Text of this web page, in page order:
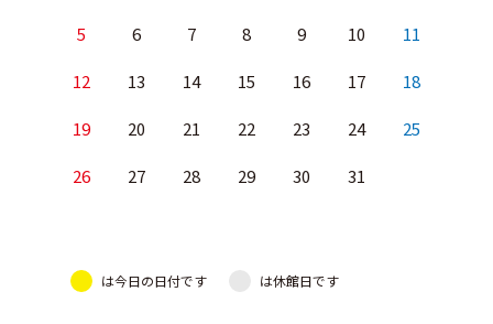
5 6 7 8 9 10 11
12 13 14 15 16 17 18
19 20 21 22 23 24 25
26 27 28 29 30 31
は今日の日付です は休館日です